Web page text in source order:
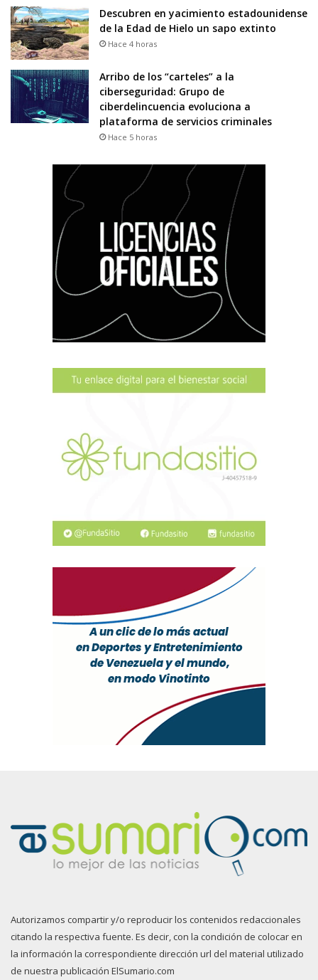
Descubren en yacimiento estadounidense
de la Edad de Hielo un sapo extinto
Hace 4 horas
Arribo de los “carteles” a la
ciberseguridad: Grupo de
ciberdelincuencia evoluciona a
plataforma de servicios criminales
Hace 5 horas
Autorizamos compartir y/o reproducir los contenidos redaccionales
citando la respectiva fuente. Es decir, con la condición de colocar en
la información la correspondiente dirección url del material utilizado
de nuestra publicación ElSumario.com